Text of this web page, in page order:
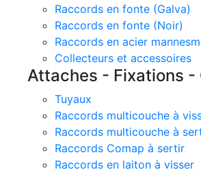
Raccords en fonte (Galva)
Raccords en fonte (Noir)
Raccords en acier
Collecteurs et accessoires
Attaches - Fixations -
Tuyaux
Raccords multicouche à
Raccords multicouche à
Raccords Comap à sertir
Raccords en laiton à visser